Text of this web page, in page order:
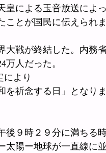
皇による玉音放送によ
ことが国民に伝えられま
大戦が終結した。内務
万人だった。
により
を祈念する日」となり
後９時２９分に満ちる
太陽ー地球が一直線に